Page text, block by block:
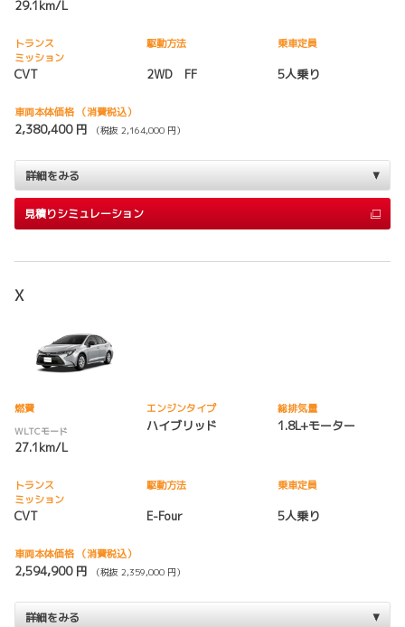
29.1km/L
トランス
ミッション
CVT
駆動方法
2WD FF
乗車定員
5人乗り
車両本体価格 （消費税込）
2,380,400 円 （税抜 2,164,000 円）
詳細をみる
見積りシミュレーション
X
燃費
WLTCモード
27.1km/L
エンジンタイプ
ハイブリッド
総排気量
1.8L+モーター
トランス
ミッション
CVT
駆動方法
E-Four
乗車定員
5人乗り
車両本体価格 （消費税込）
2,594,900 円 （税抜 2,359,000 円）
詳細をみる